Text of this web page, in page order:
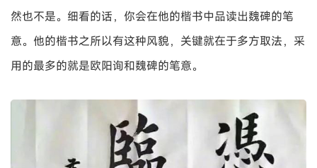
然也不是。细看的话，你会在他的楷书中品读出魏碑的笔
意。他的楷书之所以有这种风貌，关键就在于多方取法，采
用的最多的就是欧阳询和魏碑的笔意。